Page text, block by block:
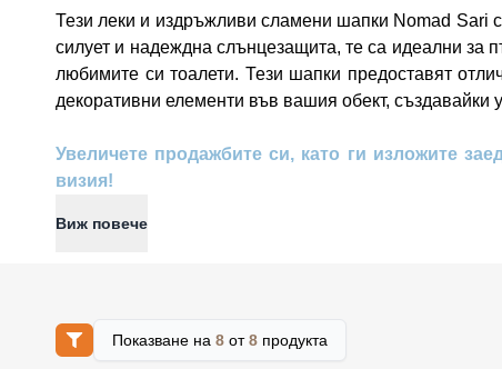
Тези леки и издръжливи сламени шапки Nomad Sari
силует и надеждна слънцезащита, те са идеални за
любимите си тоалети. Тези шапки предоставят
декоративни елементи във вашия обект, създавайки
Увеличете продажбите си, като ги изложите
визия!
Виж повече
Показване на 8от8продукта
Влезте за цени на едро